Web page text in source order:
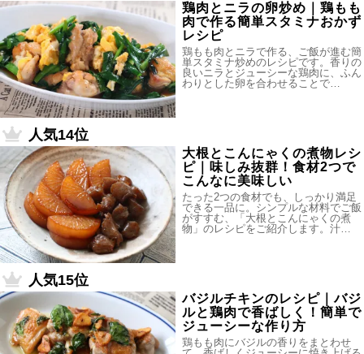
鶏肉とニラの卵炒め｜鶏もも
肉で作る簡単スタミナおかず
レシピ
鶏もも肉とニラで作る、ご飯が進む簡
単スタミナ炒めのレシピです。香りの
良いニラとジューシーな鶏肉に、ふん
わりとした卵を合わせることで…
人気14位
大根とこんにゃくの煮物レシ
ピ｜味しみ抜群！食材2つで
こんなに美味しい
たった2つの食材でも、しっかり満足
できる一品に。シンプルな材料でご飯
がすすむ、「大根とこんにゃくの煮
物」のレシピをご紹介します。汁…
人気15位
バジルチキンのレシピ｜バジ
ルと鶏肉で香ばしく！簡単で
ジューシーな作り方
鶏もも肉にバジルの香りをまとわせ